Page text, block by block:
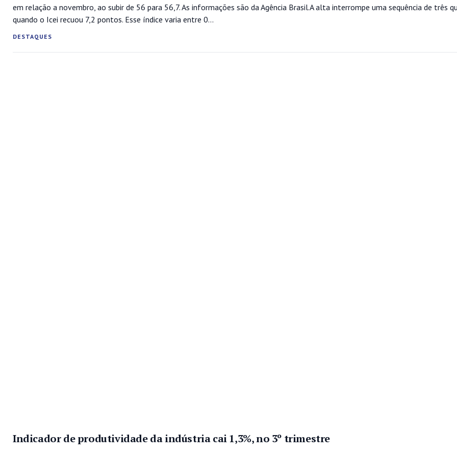
em relação a novembro, ao subir de 56 para 56,7. As informações são da Agência Brasil.A alta interrompe uma sequência de três
quando o Icei recuou 7,2 pontos. Esse índice varia entre 0...
DESTAQUES
Indicador de produtividade da indústria cai 1,3%, no 3º trimestre